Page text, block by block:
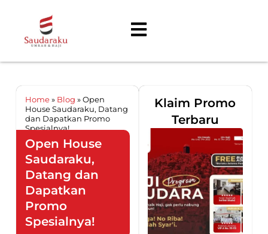
Home» Blog »Open
House Saudaraku, Datang
dan Dapatkan Promo
Spesialnya!
Open House
Saudaraku,
Datang dan
Dapatkan
Promo
Spesialnya!
Klaim Promo
Terbaru